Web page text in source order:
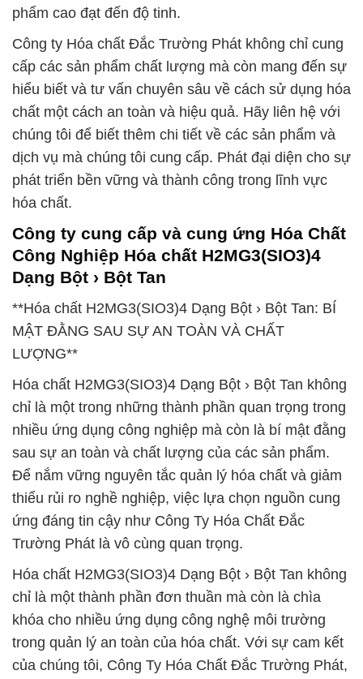
phẩm cao đạt đến độ tinh.
Công ty Hóa chất Đắc Trường Phát không chỉ cung
cấp các sản phẩm chất lượng mà còn mang đến sự
hiểu biết và tư vấn chuyên sâu về cách sử dụng hóa
chất một cách an toàn và hiệu quả. Hãy liên hệ với
chúng tôi để biết thêm chi tiết về các sản phẩm và
dịch vụ mà chúng tôi cung cấp. Phát đại diện cho sự
phát triển bền vững và thành công trong lĩnh vực
hóa chất.
Công ty cung cấp và cung ứng Hóa Chất
Công Nghiệp Hóa chất H2MG3(SIO3)4
Dạng Bột › Bột Tan
**Hóa chất H2MG3(SIO3)4 Dạng Bột › Bột Tan: BÍ
MẬT ĐẰNG SAU SỰ AN TOÀN VÀ CHẤT
LƯỢNG**
Hóa chất H2MG3(SIO3)4 Dạng Bột › Bột Tan không
chỉ là một trong những thành phần quan trọng trong
nhiều ứng dụng công nghiệp mà còn là bí mật đằng
sau sự an toàn và chất lượng của các sản phẩm.
Để nắm vững nguyên tắc quản lý hóa chất và giảm
thiểu rủi ro nghề nghiệp, việc lựa chọn nguồn cung
ứng đáng tin cậy như Công Ty Hóa Chất Đắc
Trường Phát là vô cùng quan trọng.
Hóa chất H2MG3(SIO3)4 Dạng Bột › Bột Tan không
chỉ là một thành phần đơn thuần mà còn là chìa
khóa cho nhiều ứng dụng công nghệ môi trường
trong quản lý an toàn của hóa chất. Với sự cam kết
của chúng tôi, Công Ty Hóa Chất Đắc Trường Phát,